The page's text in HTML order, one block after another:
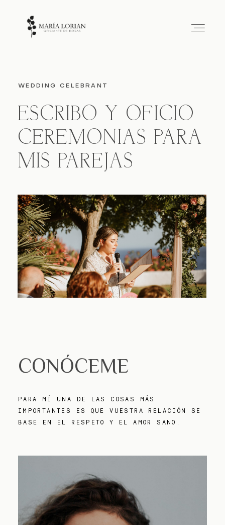
HOME
SOBRE MÍ
CEREMONIAS
CONTACTO
WEDDING CELEBRANT
ESCRIBO Y OFICIO
CEREMONIAS PARA
MIS PAREJAS
CONÓCEME
PARA MÍ UNA DE LAS COSAS MÁS
IMPORTANTES ES QUE VUESTRA RELACIÓN SE
BASE EN EL RESPETO Y EL AMOR SANO.